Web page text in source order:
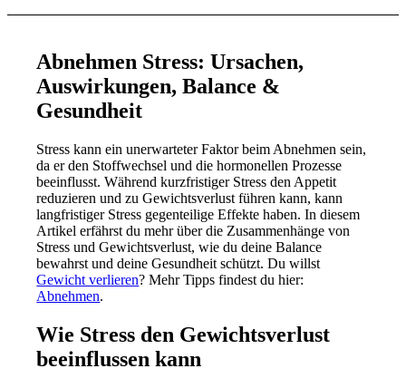
Abnehmen Stress: Ursachen,
Auswirkungen, Balance &
Gesundheit
Stress kann ein unerwarteter Faktor beim Abnehmen sein,
da er den Stoffwechsel und die hormonellen Prozesse
beeinflusst. Während kurzfristiger Stress den Appetit
reduzieren und zu Gewichtsverlust führen kann, kann
langfristiger Stress gegenteilige Effekte haben. In diesem
Artikel erfährst du mehr über die Zusammenhänge von
Stress und Gewichtsverlust, wie du deine Balance
bewahrst und deine Gesundheit schützt. Du willst
Gewicht verlieren? Mehr Tipps findest du hier:
Abnehmen.
Wie Stress den Gewichtsverlust
beeinflussen kann